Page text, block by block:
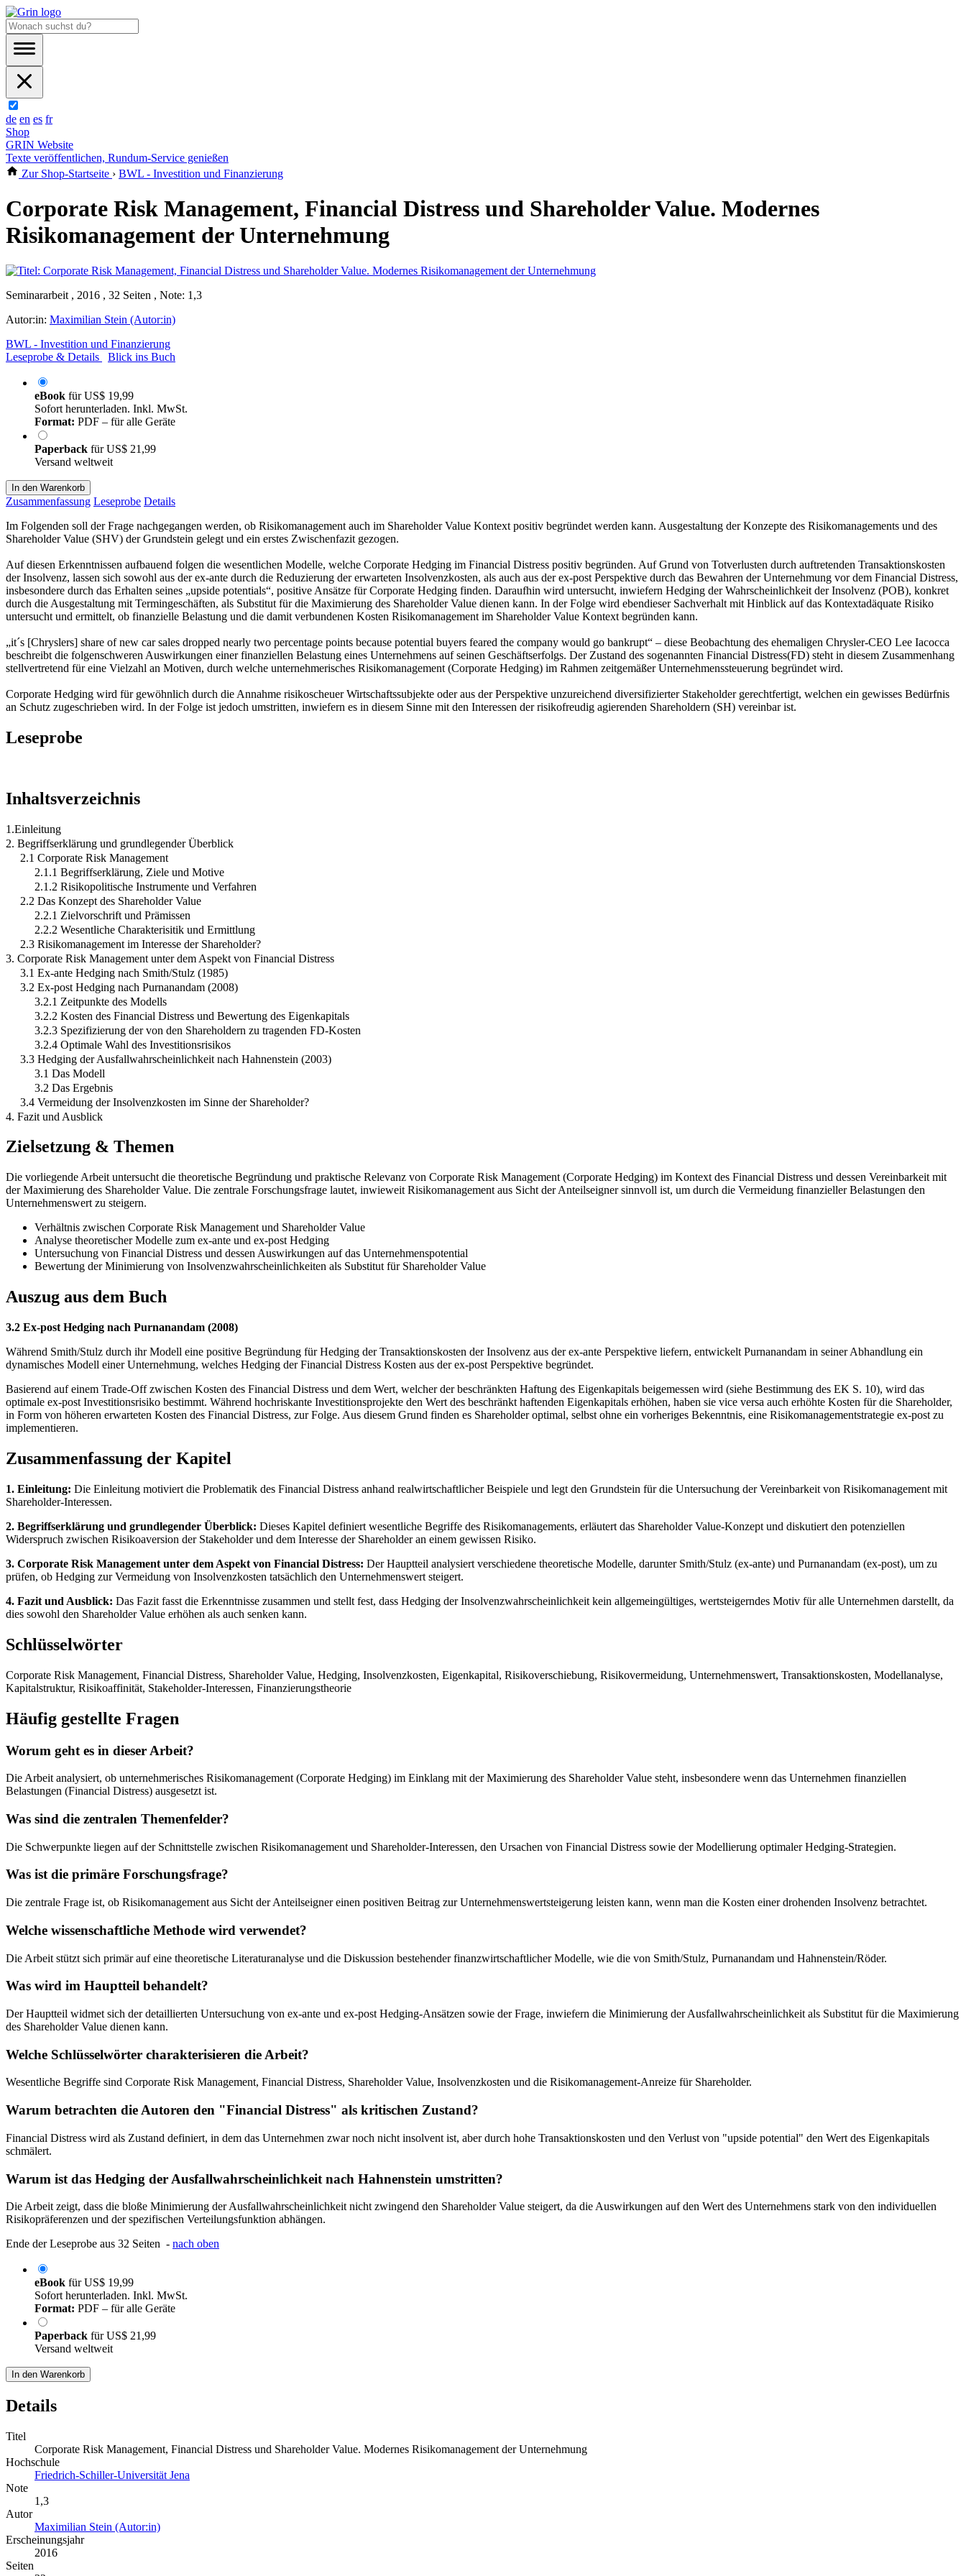
de en es fr
Shop
GRIN Website
Texte veröffentlichen, Rundum-Service genießen
Zur Shop-Startseite › BWL - Investition und Finanzierung
Corporate Risk Management, Financial Distress und Shareholder Value. Modernes
Risikomanagement der Unternehmung
Seminararbeit , 2016 , 32 Seiten , Note: 1,3
Autor:in: Maximilian Stein (Autor:in)
BWL - Investition und Finanzierung
Leseprobe & Details
Blick ins Buch
eBook fürUS$ 19,99
Sofort herunterladen. Inkl. MwSt.
Format: PDF – für alle Geräte
Paperback fürUS$ 21,99
Versand weltweit
In den Warenkorb
Zusammenfassung Leseprobe Details
Im Folgenden soll der Frage nachgegangen werden, ob Risikomanagement auch im Shareholder Value Kontext positiv begründet werden kann. Ausgestaltung der Konzepte des Risikomanagements und des
Shareholder Value (SHV) der Grundstein gelegt und ein erstes Zwischenfazit gezogen.
Auf diesen Erkenntnissen aufbauend folgen die wesentlichen Modelle, welche Corporate Hedging im Financial Distress positiv begründen. Auf Grund von Totverlusten durch auftretenden Transaktionskosten
der Insolvenz, lassen sich sowohl aus der ex-ante durch die Reduzierung der erwarteten Insolvenzkosten, als auch aus der ex-post Perspektive durch das Bewahren der Unternehmung vor dem Financial Distress,
insbesondere durch das Erhalten seines „upside potentials“, positive Ansätze für Corporate Hedging finden. Daraufhin wird untersucht, inwiefern Hedging der Wahrscheinlichkeit der Insolvenz (POB), konkret
durch die Ausgestaltung mit Termingeschäften, als Substitut für die Maximierung des Shareholder Value dienen kann. In der Folge wird ebendieser Sachverhalt mit Hinblick auf das Kontextadäquate Risiko
untersucht und ermittelt, ob finanzielle Belastung und die damit verbundenen Kosten Risikomanagement im Shareholder Value Kontext begründen kann.
„it´s [Chryslers] share of new car sales dropped nearly two percentage points because potential buyers feared the company would go bankrupt“ – diese Beobachtung des ehemaligen Chrysler-CEO Lee Iacocca
beschreibt die folgenschweren Auswirkungen einer finanziellen Belastung eines Unternehmens auf seinen Geschäftserfolgs. Der Zustand des sogenannten Financial Distress(FD) steht in diesem Zusammenhang
stellvertretend für eine Vielzahl an Motiven, durch welche unternehmerisches Risikomanagement (Corporate Hedging) im Rahmen zeitgemäßer Unternehmenssteuerung begründet wird.
Corporate Hedging wird für gewöhnlich durch die Annahme risikoscheuer Wirtschaftssubjekte oder aus der Perspektive unzureichend diversifizierter Stakeholder gerechtfertigt, welchen ein gewisses Bedürfnis
an Schutz zugeschrieben wird. In der Folge ist jedoch umstritten, inwiefern es in diesem Sinne mit den Interessen der risikofreudig agierenden Shareholdern (SH) vereinbar ist.
Leseprobe
Inhaltsverzeichnis
1.Einleitung
2. Begriffserklärung und grundlegender Überblick
2.1 Corporate Risk Management
2.1.1 Begriffserklärung, Ziele und Motive
2.1.2 Risikopolitische Instrumente und Verfahren
2.2 Das Konzept des Shareholder Value
2.2.1 Zielvorschrift und Prämissen
2.2.2 Wesentliche Charakterisitik und Ermittlung
2.3 Risikomanagement im Interesse der Shareholder?
3. Corporate Risk Management unter dem Aspekt von Financial Distress
3.1 Ex-ante Hedging nach Smith/Stulz (1985)
3.2 Ex-post Hedging nach Purnanandam (2008)
3.2.1 Zeitpunkte des Modells
3.2.2 Kosten des Financial Distress und Bewertung des Eigenkapitals
3.2.3 Spezifizierung der von den Shareholdern zu tragenden FD-Kosten
3.2.4 Optimale Wahl des Investitionsrisikos
3.3 Hedging der Ausfallwahrscheinlichkeit nach Hahnenstein (2003)
3.1 Das Modell
3.2 Das Ergebnis
3.4 Vermeidung der Insolvenzkosten im Sinne der Shareholder?
4. Fazit und Ausblick
Zielsetzung & Themen
Die vorliegende Arbeit untersucht die theoretische Begründung und praktische Relevanz von Corporate Risk Management (Corporate Hedging) im Kontext des Financial Distress und dessen Vereinbarkeit mit
der Maximierung des Shareholder Value. Die zentrale Forschungsfrage lautet, inwieweit Risikomanagement aus Sicht der Anteilseigner sinnvoll ist, um durch die Vermeidung finanzieller Belastungen den
Unternehmenswert zu steigern.
Verhältnis zwischen Corporate Risk Management und Shareholder Value
Analyse theoretischer Modelle zum ex-ante und ex-post Hedging
Untersuchung von Financial Distress und dessen Auswirkungen auf das Unternehmenspotential
Bewertung der Minimierung von Insolvenzwahrscheinlichkeiten als Substitut für Shareholder Value
Auszug aus dem Buch
3.2 Ex-post Hedging nach Purnanandam (2008)
Während Smith/Stulz durch ihr Modell eine positive Begründung für Hedging der Transaktionskosten der Insolvenz aus der ex-ante Perspektive liefern, entwickelt Purnanandam in seiner Abhandlung ein
dynamisches Modell einer Unternehmung, welches Hedging der Financial Distress Kosten aus der ex-post Perspektive begründet.
Basierend auf einem Trade-Off zwischen Kosten des Financial Distress und dem Wert, welcher der beschränkten Haftung des Eigenkapitals beigemessen wird (siehe Bestimmung des EK S. 10), wird das
optimale ex-post Investitionsrisiko bestimmt. Während hochriskante Investitionsprojekte den Wert des beschränkt haftenden Eigenkapitals erhöhen, haben sie vice versa auch erhöhte Kosten für die Shareholder,
in Form von höheren erwarteten Kosten des Financial Distress, zur Folge. Aus diesem Grund finden es Shareholder optimal, selbst ohne ein vorheriges Bekenntnis, eine Risikomanagementstrategie ex-post zu
implementieren.
Zusammenfassung der Kapitel
1. Einleitung: Die Einleitung motiviert die Problematik des Financial Distress anhand realwirtschaftlicher Beispiele und legt den Grundstein für die Untersuchung der Vereinbarkeit von Risikomanagement mit
Shareholder-Interessen.
2. Begriffserklärung und grundlegender Überblick: Dieses Kapitel definiert wesentliche Begriffe des Risikomanagements, erläutert das Shareholder Value-Konzept und diskutiert den potenziellen
Widerspruch zwischen Risikoaversion der Stakeholder und dem Interesse der Shareholder an einem gewissen Risiko.
3. Corporate Risk Management unter dem Aspekt von Financial Distress: Der Hauptteil analysiert verschiedene theoretische Modelle, darunter Smith/Stulz (ex-ante) und Purnanandam (ex-post), um zu
prüfen, ob Hedging zur Vermeidung von Insolvenzkosten tatsächlich den Unternehmenswert steigert.
4. Fazit und Ausblick: Das Fazit fasst die Erkenntnisse zusammen und stellt fest, dass Hedging der Insolvenzwahrscheinlichkeit kein allgemeingültiges, wertsteigerndes Motiv für alle Unternehmen darstellt, da
dies sowohl den Shareholder Value erhöhen als auch senken kann.
Schlüsselwörter
Corporate Risk Management, Financial Distress, Shareholder Value, Hedging, Insolvenzkosten, Eigenkapital, Risikoverschiebung, Risikovermeidung, Unternehmenswert, Transaktionskosten, Modellanalyse,
Kapitalstruktur, Risikoaffinität, Stakeholder-Interessen, Finanzierungstheorie
Häufig gestellte Fragen
Worum geht es in dieser Arbeit?
Die Arbeit analysiert, ob unternehmerisches Risikomanagement (Corporate Hedging) im Einklang mit der Maximierung des Shareholder Value steht, insbesondere wenn das Unternehmen finanziellen
Belastungen (Financial Distress) ausgesetzt ist.
Was sind die zentralen Themenfelder?
Die Schwerpunkte liegen auf der Schnittstelle zwischen Risikomanagement und Shareholder-Interessen, den Ursachen von Financial Distress sowie der Modellierung optimaler Hedging-Strategien.
Was ist die primäre Forschungsfrage?
Die zentrale Frage ist, ob Risikomanagement aus Sicht der Anteilseigner einen positiven Beitrag zur Unternehmenswertsteigerung leisten kann, wenn man die Kosten einer drohenden Insolvenz betrachtet.
Welche wissenschaftliche Methode wird verwendet?
Die Arbeit stützt sich primär auf eine theoretische Literaturanalyse und die Diskussion bestehender finanzwirtschaftlicher Modelle, wie die von Smith/Stulz, Purnanandam und Hahnenstein/Röder.
Was wird im Hauptteil behandelt?
Der Hauptteil widmet sich der detaillierten Untersuchung von ex-ante und ex-post Hedging-Ansätzen sowie der Frage, inwiefern die Minimierung der Ausfallwahrscheinlichkeit als Substitut für die Maximierung
des Shareholder Value dienen kann.
Welche Schlüsselwörter charakterisieren die Arbeit?
Wesentliche Begriffe sind Corporate Risk Management, Financial Distress, Shareholder Value, Insolvenzkosten und die Risikomanagement-Anreize für Shareholder.
Warum betrachten die Autoren den "Financial Distress" als kritischen Zustand?
Financial Distress wird als Zustand definiert, in dem das Unternehmen zwar noch nicht insolvent ist, aber durch hohe Transaktionskosten und den Verlust von "upside potential" den Wert des Eigenkapitals
schmälert.
Warum ist das Hedging der Ausfallwahrscheinlichkeit nach Hahnenstein umstritten?
Die Arbeit zeigt, dass die bloße Minimierung der Ausfallwahrscheinlichkeit nicht zwingend den Shareholder Value steigert, da die Auswirkungen auf den Wert des Unternehmens stark von den individuellen
Risikopräferenzen und der spezifischen Verteilungsfunktion abhängen.
Ende der Leseprobe aus 32 Seiten - nach oben
eBook fürUS$ 19,99
Sofort herunterladen. Inkl. MwSt.
Format: PDF – für alle Geräte
Paperback fürUS$ 21,99
Versand weltweit
In den Warenkorb
Details
Titel
Corporate Risk Management, Financial Distress und Shareholder Value. Modernes Risikomanagement der Unternehmung
Hochschule
Friedrich-Schiller-Universität Jena
Note
1,3
Autor
Maximilian Stein (Autor:in)
Erscheinungsjahr
2016
Seiten